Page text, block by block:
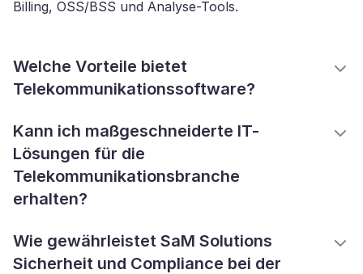
Billing, OSS/BSS und Analyse-Tools.
Welche Vorteile bietet
Telekommunikationssoftware?
Kann ich maßgeschneiderte IT-
Lösungen für die
Telekommunikationsbranche
erhalten?
Wie gewährleistet SaM Solutions
Sicherheit und Compliance bei der